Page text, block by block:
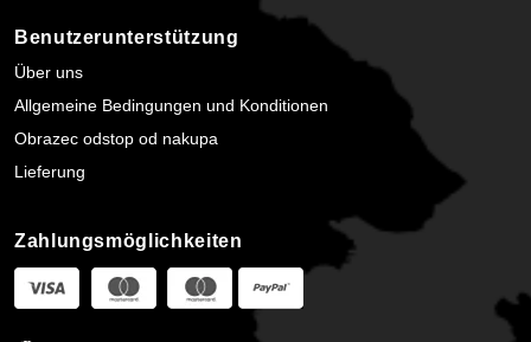
Benutzerunterstützung
Über uns
Allgemeine Bedingungen und Konditionen
Obrazec odstop od nakupa
Lieferung
Zahlungsmöglichkeiten